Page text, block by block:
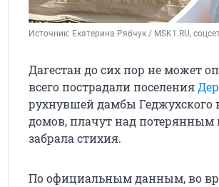
Источник: Екатерина Рябчук / MSK1.RU,
Дагестан до сих пор не может
всего пострадали поселения
рухнувшей дамбы Геджухского
домов, плачут над
забрала стихия.
По официальным данным, во